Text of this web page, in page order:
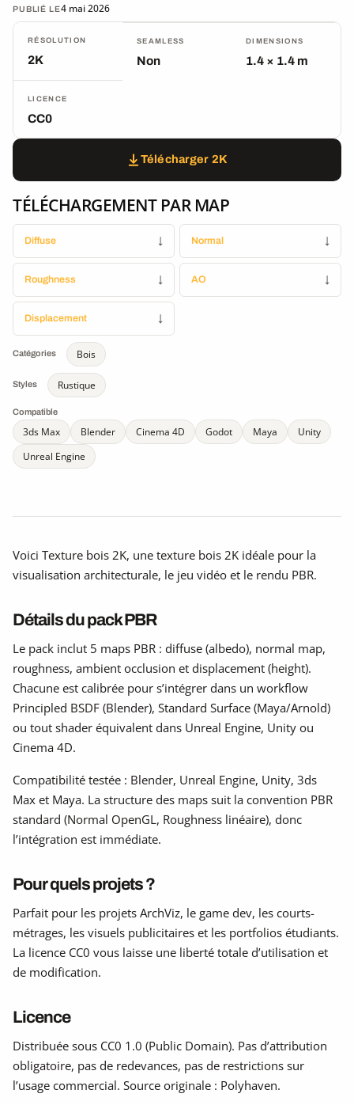
PUBLIÉ LE4 mai 2026
RÉSOLUTION
2K
SEAMLESS
Non
DIMENSIONS
1.4 × 1.4 m
LICENCE
CC0
Télécharger 2K
TÉLÉCHARGEMENT PAR MAP
Diffuse ↓ Normal ↓
Roughness ↓ AO ↓
Displacement ↓
Catégories Bois
Styles Rustique
Compatible
3ds Max Blender Cinema 4D Godot Maya
Unity
Unreal Engine
Voici Texture bois 2K, une texture bois 2K idéale pour la
visualisation architecturale, le jeu vidéo et le rendu PBR.
Détails du pack PBR
Le pack inclut 5 maps PBR : diffuse (albedo), normal map,
roughness, ambient occlusion et displacement (height).
Chacune est calibrée pour s’intégrer dans un workflow
Principled BSDF (Blender), Standard Surface (Maya/Arnold)
ou tout shader équivalent dans Unreal Engine, Unity ou
Cinema 4D.
Compatibilité testée : Blender, Unreal Engine, Unity, 3ds
Max et Maya. La structure des maps suit la convention PBR
standard (Normal OpenGL, Roughness linéaire), donc
l’intégration est immédiate.
Pour quels projets ?
Parfait pour les projets ArchViz, le game dev, les courts-
métrages, les visuels publicitaires et les portfolios étudiants.
La licence CC0 vous laisse une liberté totale d’utilisation et
de modification.
Licence
Distribuée sous CC0 1.0 (Public Domain). Pas d’attribution
obligatoire, pas de redevances, pas de restrictions sur
l’usage commercial. Source originale : Polyhaven.